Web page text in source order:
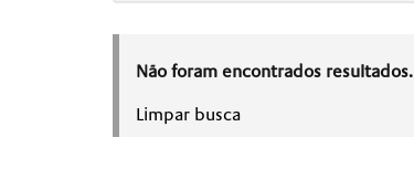
Não foram encontrados resultados.
Limpar busca